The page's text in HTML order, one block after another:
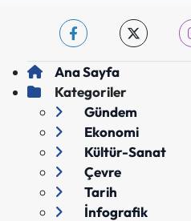
Ana Sayfa
Kategoriler
Gündem
Ekonomi
Kültür-Sanat
Çevre
Tarih
İnfografik